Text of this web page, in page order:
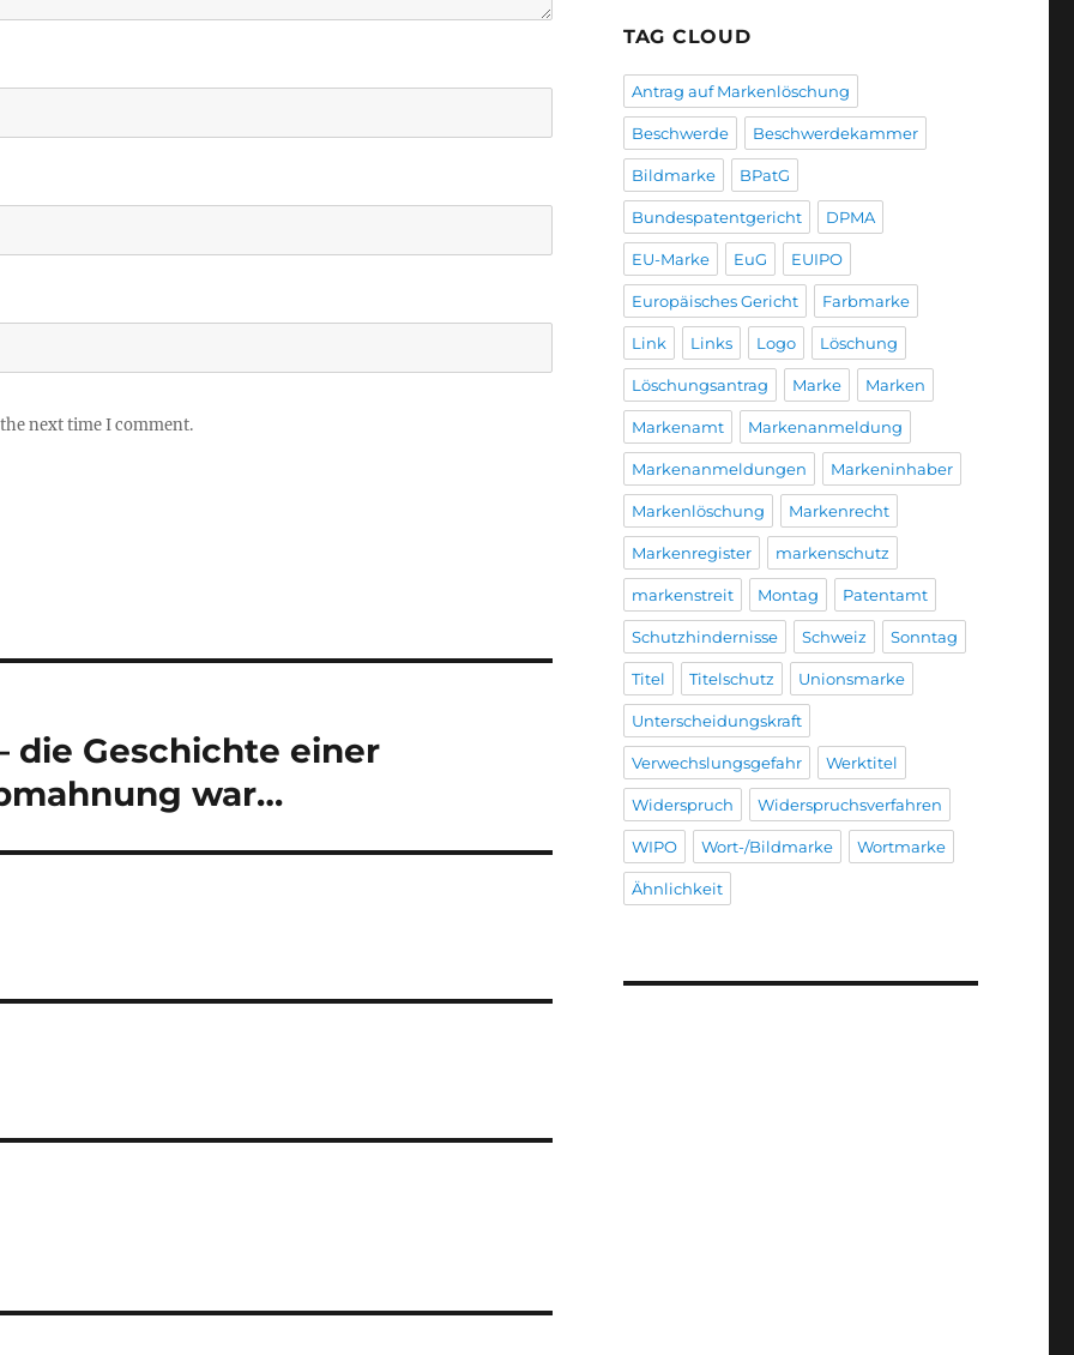
next time I comment.
die Geschichte einer
war…
TAG CLOUD
Antrag auf Markenlöschung
Beschwerde Beschwerdekammer
Bildmarke BPatG
Bundespatentgericht DPMA
EU-Marke EuG EUIPO
Europäisches Gericht Farbmarke
Link Links Logo Löschung
Löschungsantrag Marke Marken
Markenamt Markenanmeldung
Markenanmeldungen Markeninhaber
Markenlöschung Markenrecht
Markenregister markenschutz
markenstreit Montag Patentamt
Schutzhindernisse Schweiz Sonntag
Titel Titelschutz Unionsmarke
Unterscheidungskraft
Verwechslungsgefahr Werktitel
Widerspruch Widerspruchsverfahren
WIPO Wort-/Bildmarke Wortmarke
Ähnlichkeit